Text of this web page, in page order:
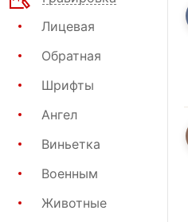
Лицевая
Обратная
Шрифты
Ангел
Виньетка
Военным
Животные